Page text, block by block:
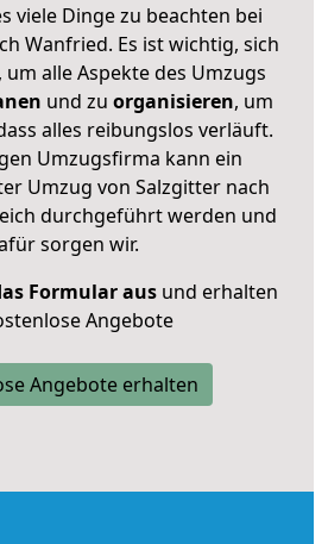
viele Dinge zu beachten bei
Wanfried. Es ist wichtig, sich
alle Aspekte des Umzugs
und zu organisieren, um
alles reibungslos verläuft.
Umzugsfirma kann ein
Umzug von Salzgitter nach
durchgeführt werden und
sorgen wir.
Formular ausund erhalten
Angebote
Angebote erhalten